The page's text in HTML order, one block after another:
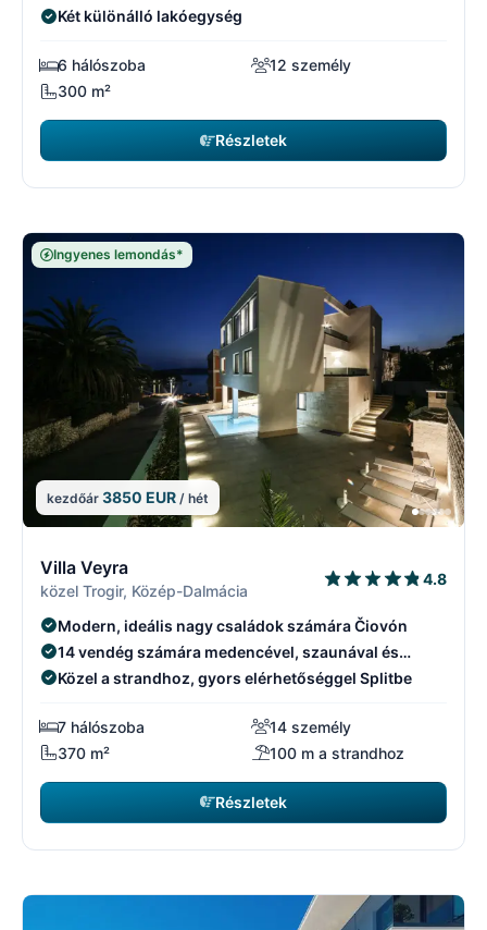
Két különálló lakóegység
6 hálószoba
12 személy
300 m²
Részletek
Ingyenes lemondás*
kezdőár 3850 EUR / hét
Villa Veyra
közel Trogir, Közép-Dalmácia
4.8
Modern, ideális nagy családok számára Čiovón
14 vendég számára medencével, szaunával és
jakuzzival
Közel a strandhoz, gyors elérhetőséggel Splitbe
7 hálószoba
14 személy
370 m²
100 m a strandhoz
Részletek